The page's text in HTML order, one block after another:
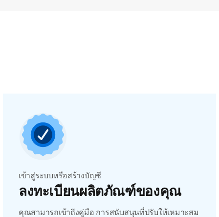
เข้าสู่ระบบหรือสร้างบัญชี
ลงทะเบียนผลิตภัณฑ์ของคุณ
คุณสามารถเข้าถึงคู่มือ การสนับสนุนที่ปรับให้เหมาะสม